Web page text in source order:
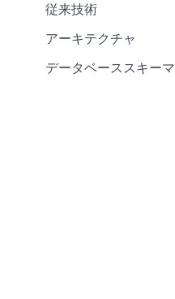
従来技術
アーキテクチャ
データベーススキーマ